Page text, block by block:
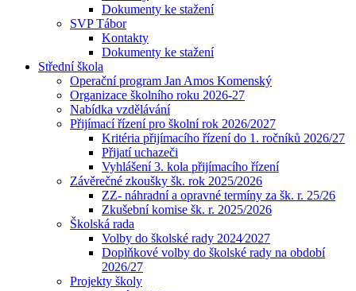
Dokumenty ke stažení
SVP Tábor
Kontakty
Dokumenty ke stažení
Střední škola
Operační program Jan Amos Komenský
Organizace školního roku 2026-27
Nabídka vzdělávání
Přijímací řízení pro školní rok 2026/2027
Kritéria přijímacího řízení do 1. ročníků 2026/27
Přijatí uchazeči
Vyhlášení 3. kola přijímacího řízení
Závěrečné zkoušky šk. rok 2025/2026
ZZ- náhradní a opravné termíny za šk. r. 25/26
Zkušební komise šk. r. 2025/2026
Školská rada
Volby do školské rady 2024⁄2027
Doplňkové volby do školské rady na období
2026/27
Projekty školy